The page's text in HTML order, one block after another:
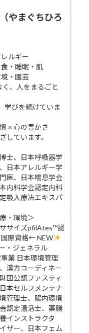
やまぐちひろ
ルギー
・睡眠・肌
・園芸
く、人をまるごと
びを続けていま
× 心の豊かさ
しています。
士、日本呼吸器学
日本アレルギー学
医、日本喘息学会
内科学会認定内科
吸入療法エキスパ
・環境＞
サイズpfilAtes™認
際資格← NEW
・ジェネラル
業 日本環境管理
漢方コーディネー
団公認ファスティ
本セルフメンテナ
管理士、腸内環境
認定温活士、薬膳
インストラクタ
ザー、日本フェム